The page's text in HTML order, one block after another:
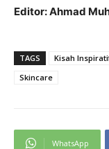
Editor: Ahmad
TAGS Kisah
Skincare
WhatsApp